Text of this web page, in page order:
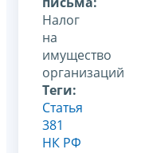
Налог
на
имущество
организаций
Теги:
Статья
381
НК РФ